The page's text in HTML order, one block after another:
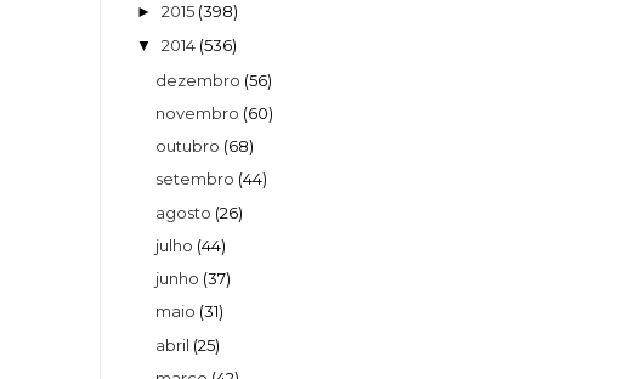
► 2015 (398)
▼ 2014 (536)
dezembro (56)
novembro (60)
outubro (68)
setembro (44)
agosto (26)
julho (44)
junho (37)
maio (31)
abril (25)